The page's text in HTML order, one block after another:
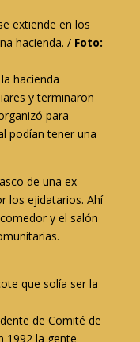
extiende en los
hacienda. / Foto:
hacienda
y terminaron
para
podían tener una
de una ex
los ejidatarios. Ahí
y el salón
que solía ser la
de Comité de
1992 la gente